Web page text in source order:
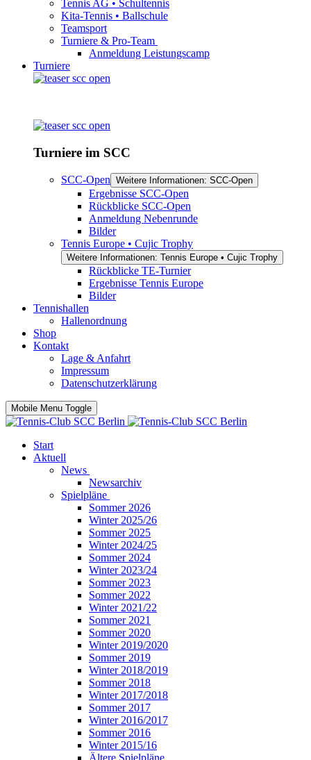
Tennis AG • Schultennis
Kita-Tennis • Ballschule
Teamsport
Turniere & Pro-Team
Anmeldung Leistungscamp
Turniere
Turniere im SCC
SCC-Open Weitere Informationen: SCC-Open
Ergebnisse SCC-Open
Rückblicke SCC-Open
Anmeldung Nebenrunde
Bilder
Tennis Europe • Cujic Trophy
Weitere Informationen: Tennis Europe • Cujic Trophy
Rückblicke TE-Turnier
Ergebnisse Tennis Europe
Bilder
Tennishallen
Hallenordnung
Shop
Kontakt
Lage & Anfahrt
Impressum
Datenschutzerklärung
Mobile Menu Toggle
Start
Aktuell
News
Newsarchiv
Spielpläne
Sommer 2026
Winter 2025/26
Sommer 2025
Winter 2024/25
Sommer 2024
Winter 2023/24
Sommer 2023
Sommer 2022
Winter 2021/22
Sommer 2021
Sommer 2020
Winter 2019/2020
Sommer 2019
Winter 2018/2019
Sommer 2018
Winter 2017/2018
Sommer 2017
Winter 2016/2017
Sommer 2016
Winter 2015/16